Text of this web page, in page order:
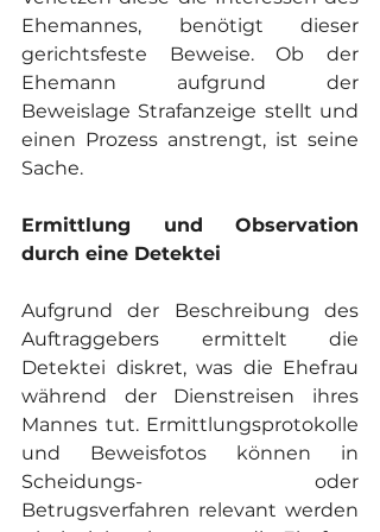
Ehemannes, benötigt dieser
gerichtsfeste Beweise. Ob der
Ehemann aufgrund der
Beweislage Strafanzeige stellt und
einen Prozess anstrengt, ist seine
Sache.
Ermittlung und Observation
durch eine Detektei
Aufgrund der Beschreibung des
Auftraggebers ermittelt die
Detektei diskret, was die Ehefrau
während der Dienstreisen ihres
Mannes tut. Ermittlungsprotokolle
und Beweisfotos können in
Scheidungs- oder
Betrugsverfahren relevant werden